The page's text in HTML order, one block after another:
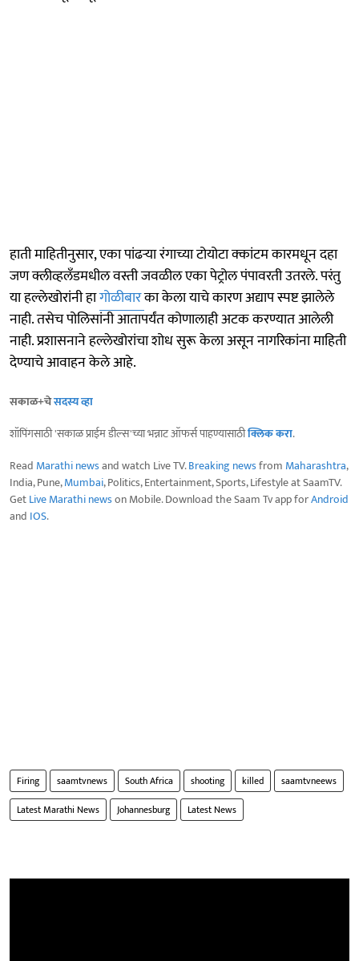
हाती माहितीनुसार, एका पांढऱ्या रंगाच्या टोयोटा क्कांटम कारमधून दहा
जण क्लीव्हलँडमधील वस्ती जवळील एका पेट्रोल पंपावरती उतरले. परंतु
या हल्लेखोरांनी हागोळीबारका केला याचे कारण अद्याप स्पष्ट झालेले
नाही. तसेच पोलिसांनी आतापर्यंत कोणालाही अटक करण्यात आलेली
नाही. प्रशासनाने हल्लेखोरांचा शोध सुरू केला असून नागरिकांना माहिती
देण्याचे आवाहन केले आहे.
सकाळ+चेसदस्य व्हा
शॉपिंगसाठी 'सकाळ प्राईम डील्स'च्या भन्नाट ऑफर्स पाहण्यासाठीक्लिक करा.
Read Marathi newsand watch Live TV.Breaking newsfrom Maharashtra,
India, Pune,Mumbai, Politics, Entertainment, Sports, Lifestyle at SaamTV.
GetLive Marathi newson Mobile. Download the Saam Tv app forAndroid
and IOS.
Firing saamtvnews South Africa shooting killed
saamtvneews
Latest Marathi News
Johannesburg Latest News